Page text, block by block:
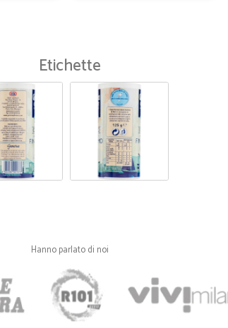
Consigliati
Molto onesti, prezzi leggermente
che consegnano a Cerveteri.
Etichette
Hanno parlato di noi